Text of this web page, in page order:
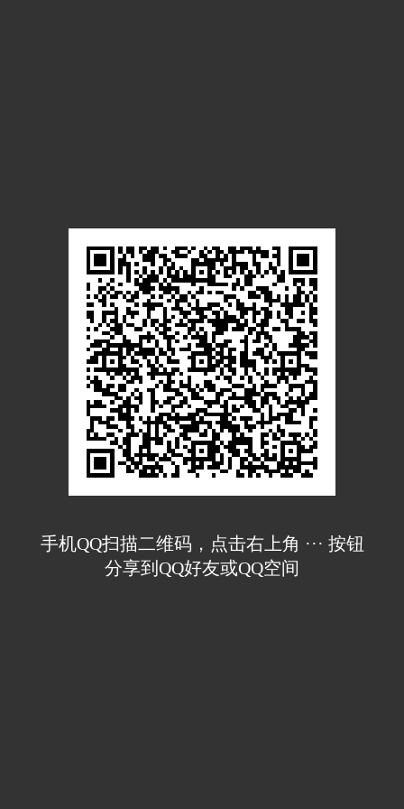
手机QQ扫描二维码，点击右上角 ··· 按钮
分享到QQ好友或QQ空间